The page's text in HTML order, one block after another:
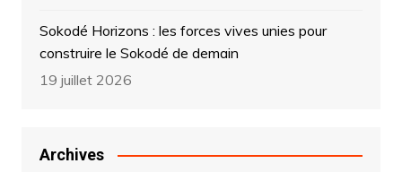
Sokodé Horizons : les forces vives unies pour
construire le Sokodé de demain
19 juillet 2026
Archives